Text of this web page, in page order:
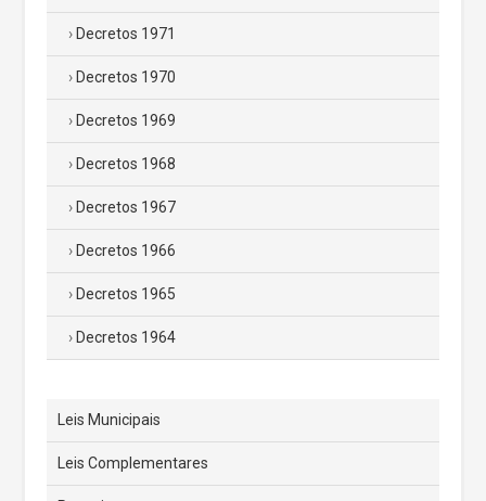
Decretos 1971
Decretos 1970
Decretos 1969
Decretos 1968
Decretos 1967
Decretos 1966
Decretos 1965
Decretos 1964
Leis Municipais
Leis Complementares